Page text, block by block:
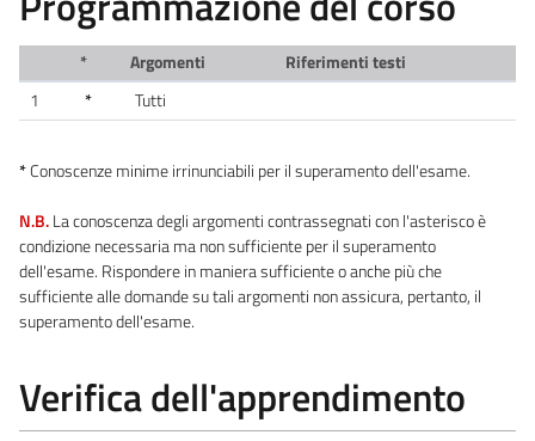
* Argomenti
Riferimenti testi
1
* Tutti
*Conoscenze minime irrinunciabili per il superamento dell'esame.
N.B.La conoscenza degli argomenti contrassegnati con l'asterisco è
condizione necessaria ma non sufficiente per il superamento
dell'esame. Rispondere in maniera sufficiente o anche più che
sufficiente alle domande su tali argomenti non assicura, pertanto, il
superamento dell'esame.
Verifica dell'apprendimento